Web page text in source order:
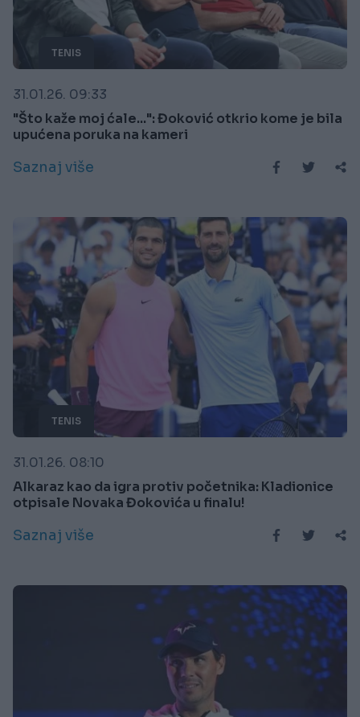
TENIS
31.01.26. 09:33
"Što kaže moj ćale...": Đoković otkrio kome je bila
upućena poruka na kameri
Saznaj više
TENIS
31.01.26. 08:10
Alkaraz kao da igra protiv početnika: Kladionice
otpisale Novaka Đokovića u finalu!
Saznaj više